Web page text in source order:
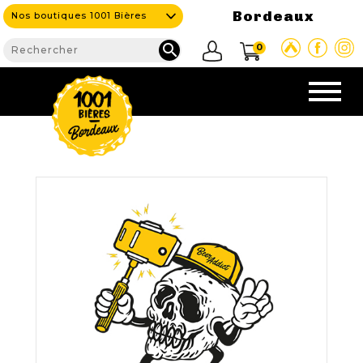
Nos boutiques 1001 Bières Bordeaux
 0

NOS PRODUITS
Nouveautés
Nos Bières